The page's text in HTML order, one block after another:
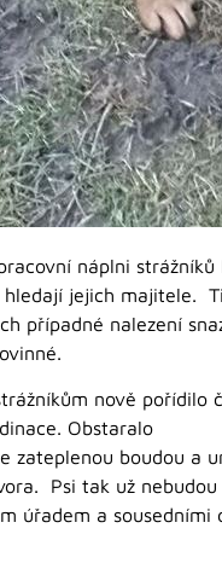
náplni
jejich majitele.
případné nalezení
nově
Obstaralo
zateplenou boudou a
Psi tak už
úřadem a sousedními